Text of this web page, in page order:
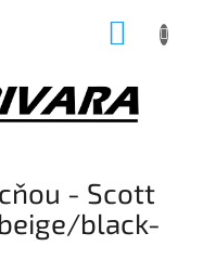
- Scott
black-